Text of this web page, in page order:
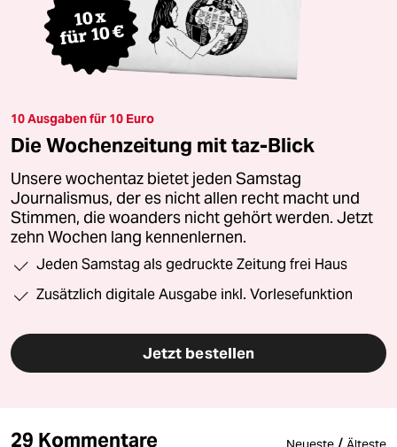
10 Ausgaben für 10 Euro
Die Wochenzeitung mit taz-Blick
Unsere wochentaz bietet jeden Samstag
Journalismus, der es nicht allen recht macht und
Stimmen, die woanders nicht gehört werden. Jetzt
zehn Wochen lang kennenlernen.
Jeden Samstag als gedruckte Zeitung frei Haus
Zusätzlich digitale Ausgabe inkl. Vorlesefunktion
Jetzt bestellen
29 Kommentare